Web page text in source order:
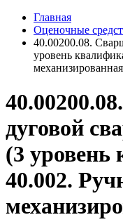
Главная
Оценочные
40.00200.08.
уровень
дуговой
(3 уровень
40.002.